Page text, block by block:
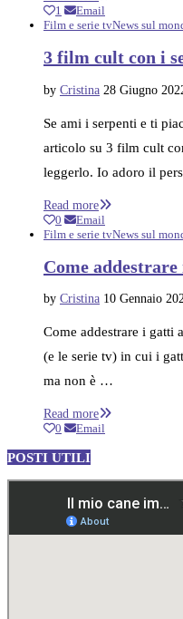
1
Email
Film e serie tvNews sul
3 film cult con i
by Cristina 28 Giugno
Se ami i serpenti e ti
articolo su 3 film cult
leggerlo. Io adoro il
Read more
0
Email
Film e serie tvNews sul
Come
by Cristina 10 Gennaio
Come addestrare i
(e le serie tv) in cui i
ma non è …
Read more
0
Email
POSTI UTILI